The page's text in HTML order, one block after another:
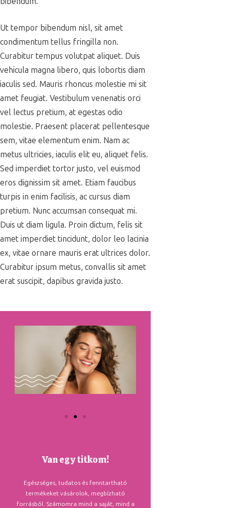
Ut tempor bibendum nisl, sit amet
condimentum tellus fringilla non.
Curabitur tempus volutpat aliquet. Duis
vehicula magna libero, quis lobortis diam
iaculis sed. Mauris rhoncus molestie mi sit
amet feugiat. Vestibulum venenatis orci
vel lectus pretium, at egestas odio
molestie. Praesent placerat pellentesque
sem, vitae elementum enim. Nam ac
metus ultricies, iaculis elit eu, aliquet felis.
Sed imperdiet tortor justo, vel euismod
eros dignissim sit amet. Etiam faucibus
turpis in enim facilisis, ac cursus diam
pretium. Nunc accumsan consequat mi.
Duis ut diam ligula. Proin dictum, felis sit
amet imperdiet tincidunt, dolor leo lacinia
ex, vitae ornare mauris erat ultrices dolor.
Curabitur ipsum metus, convallis sit amet
erat suscipit, dapibus gravida justo.
Van egy titkom!
Egészséges, tudatos és fenntartható
termékeket vásárolok, megbízható
forrásból. Számomra mind a saját, mind a